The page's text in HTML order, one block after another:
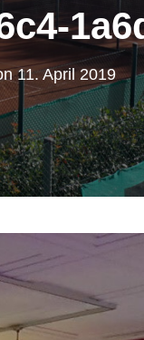
11. April 2019